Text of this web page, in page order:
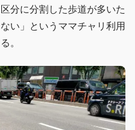
分に分割した歩道が多いた
い」というママチャリ利用
。